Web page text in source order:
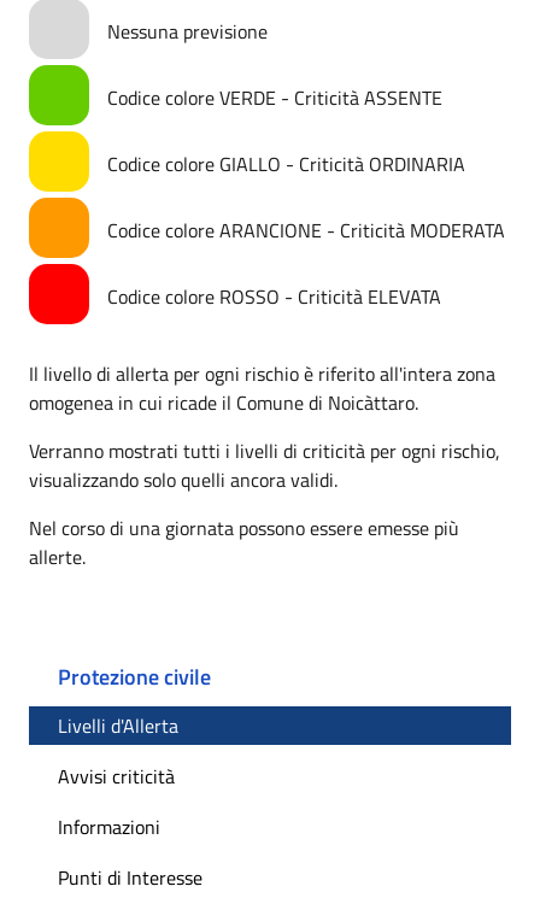
Nessuna previsione
Codice colore VERDE - Criticità ASSENTE
Codice colore GIALLO - Criticità ORDINARIA
Codice colore ARANCIONE - Criticità MODERATA
Codice colore ROSSO - Criticità ELEVATA
Il livello di allerta per ogni rischio è riferito all'intera zona
omogenea in cui ricade il Comune di Noicàttaro.
Verranno mostrati tutti i livelli di criticità per ogni rischio,
visualizzando solo quelli ancora validi.
Nel corso di una giornata possono essere emesse più
allerte.
Protezione civile
Livelli d'Allerta
Avvisi criticità
Informazioni
Punti di Interesse